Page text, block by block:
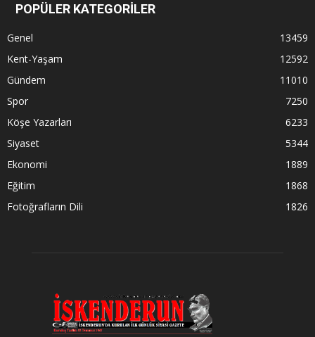
POPÜLER KATEGORİLER
Genel
13459
Kent-Yaşam
12592
Gündem
11010
Spor
7250
Köşe Yazarları
6233
Siyaset
5344
Ekonomi
1889
Eğitim
1868
Fotoğrafların Dili
1826